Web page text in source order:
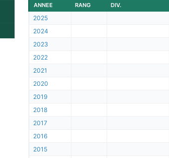
ANNEE RANG DIV.
2025
2024
2023
2022
2021
2020
2019
2018
2017
2016
2015